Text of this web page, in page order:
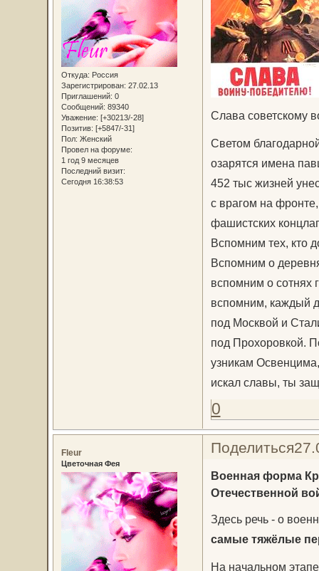
Откуда: Россия
Зарегистрирован: 27.02.13
Приглашений: 0
Сообщений: 89340
Уважение: [+30213/-28]
Позитив: [+5847/-31]
Пол: Женский
Провел на форуме:
1 год 9 месяцев
Последний визит:
Сегодня 16:38:53
Слава советскому
Светом
озарятся имена
452 тыс жизней
с врагом на фронте,
фашистских
Вспомним тех, кто
Вспомним о
вспомним о сотнях
вспомним, каждый
под Москвой и
под Прохоровкой.
узникам
искал славы, ты
0
Поделиться
Fleur
Цветочная Фея
Военная форма
Отечественной
Здесь речь - о
самые тяжёлые
На начальном